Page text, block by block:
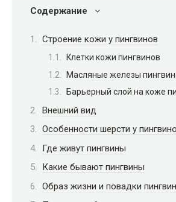
Содержание
Строение кожи у пингвинов
Клетки кожи пингвинов
Масляные железы
Барьерный слой на коже
Внешний вид
Особенности шерсти у
Где живут пингвины
Какие бывают пингвины
Образ жизни и повадки